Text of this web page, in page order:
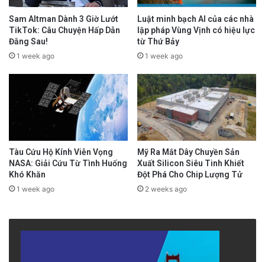
Sam Altman Dành 3 Giờ Lướt
TikTok: Câu Chuyện Hấp Dẫn
Đằng Sau!
1 week ago
Luật minh bạch AI của các nhà
lập pháp Vùng Vịnh có hiệu lực
từ Thứ Bảy
1 week ago
Tàu Cứu Hộ Kính Viễn Vọng
NASA: Giải Cứu Từ Tình Huống
Khó Khăn
1 week ago
Mỹ Ra Mắt Dây Chuyền Sản
Xuất Silicon Siêu Tinh Khiết
Đột Phá Cho Chip Lượng Tử
2 weeks ago